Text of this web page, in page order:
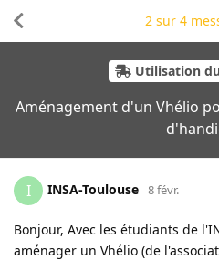
Utilisation
Aménagement d'un Vhélio
2 sur 4
I INSA-Toulouse 8 févr.
Bonjour, Avec les étudiants de
aménager un Vhélio (de